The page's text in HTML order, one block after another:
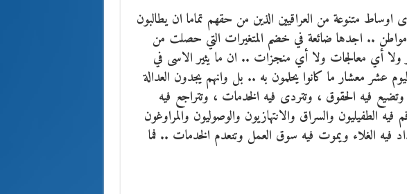
متنوعة من العراقيين الذين من حقهم تماما ان يطالبون
.. اجدها ضائعة في خضم المتغيرات التي حصلت من
أي معالجات ولا أي منجزات .. ان ما يثير الاسى في
عشر معشار ما كانوا يحلمون به .. بل وانهم يجدون العدالة
وتضيع فيه الحقوق ، وتتردى فيه الخدمات ، وتتراجع فيه
الطفيليون والسراق والانتهازيون والوصوليون والمراوغون
فيه الغلاء ويموت فيه سوق العمل وتنعدم الخدمات .. فما